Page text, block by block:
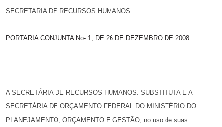
SECRETARIA DE RECURSOS HUMANOS
PORTARIA CONJUNTA No- 1, DE 26 DE DEZEMBRO DE 2008
A SECRETÁRIA DE RECURSOS HUMANOS, SUBSTITUTA E A
SECRETÁRIA DE ORÇAMENTO FEDERAL DO MINISTÉRIO DO
PLANEJAMENTO, ORÇAMENTO E GESTÃO, no uso de suas